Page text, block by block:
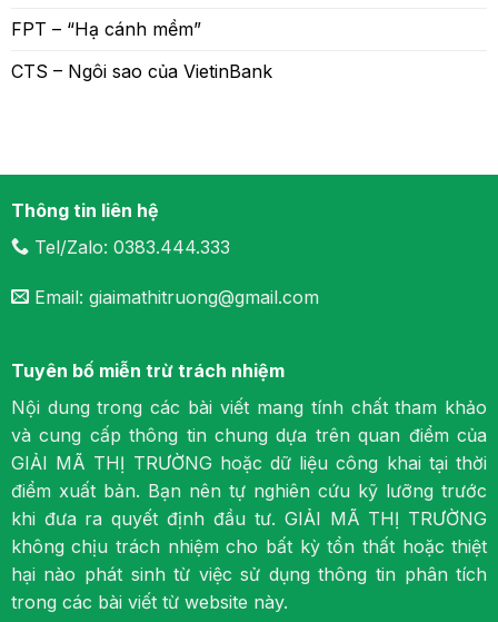
FPT – “Hạ cánh mềm”
CTS – Ngôi sao của VietinBank
Thông tin liên hệ
Tel/Zalo: 0383.444.333
Email: giaimathitruong@gmail.com
Tuyên bố miễn trừ trách nhiệm
Nội dung trong các bài viết mang tính chất tham khảo
và cung cấp thông tin chung dựa trên quan điểm của
GIẢI MÃ THỊ TRƯỜNG hoặc dữ liệu công khai tại thời
điểm xuất bản. Bạn nên tự nghiên cứu kỹ lưỡng trước
khi đưa ra quyết định đầu tư. GIẢI MÃ THỊ TRƯỜNG
không chịu trách nhiệm cho bất kỳ tổn thất hoặc thiệt
hại nào phát sinh từ việc sử dụng thông tin phân tích
trong các bài viết từ website này.